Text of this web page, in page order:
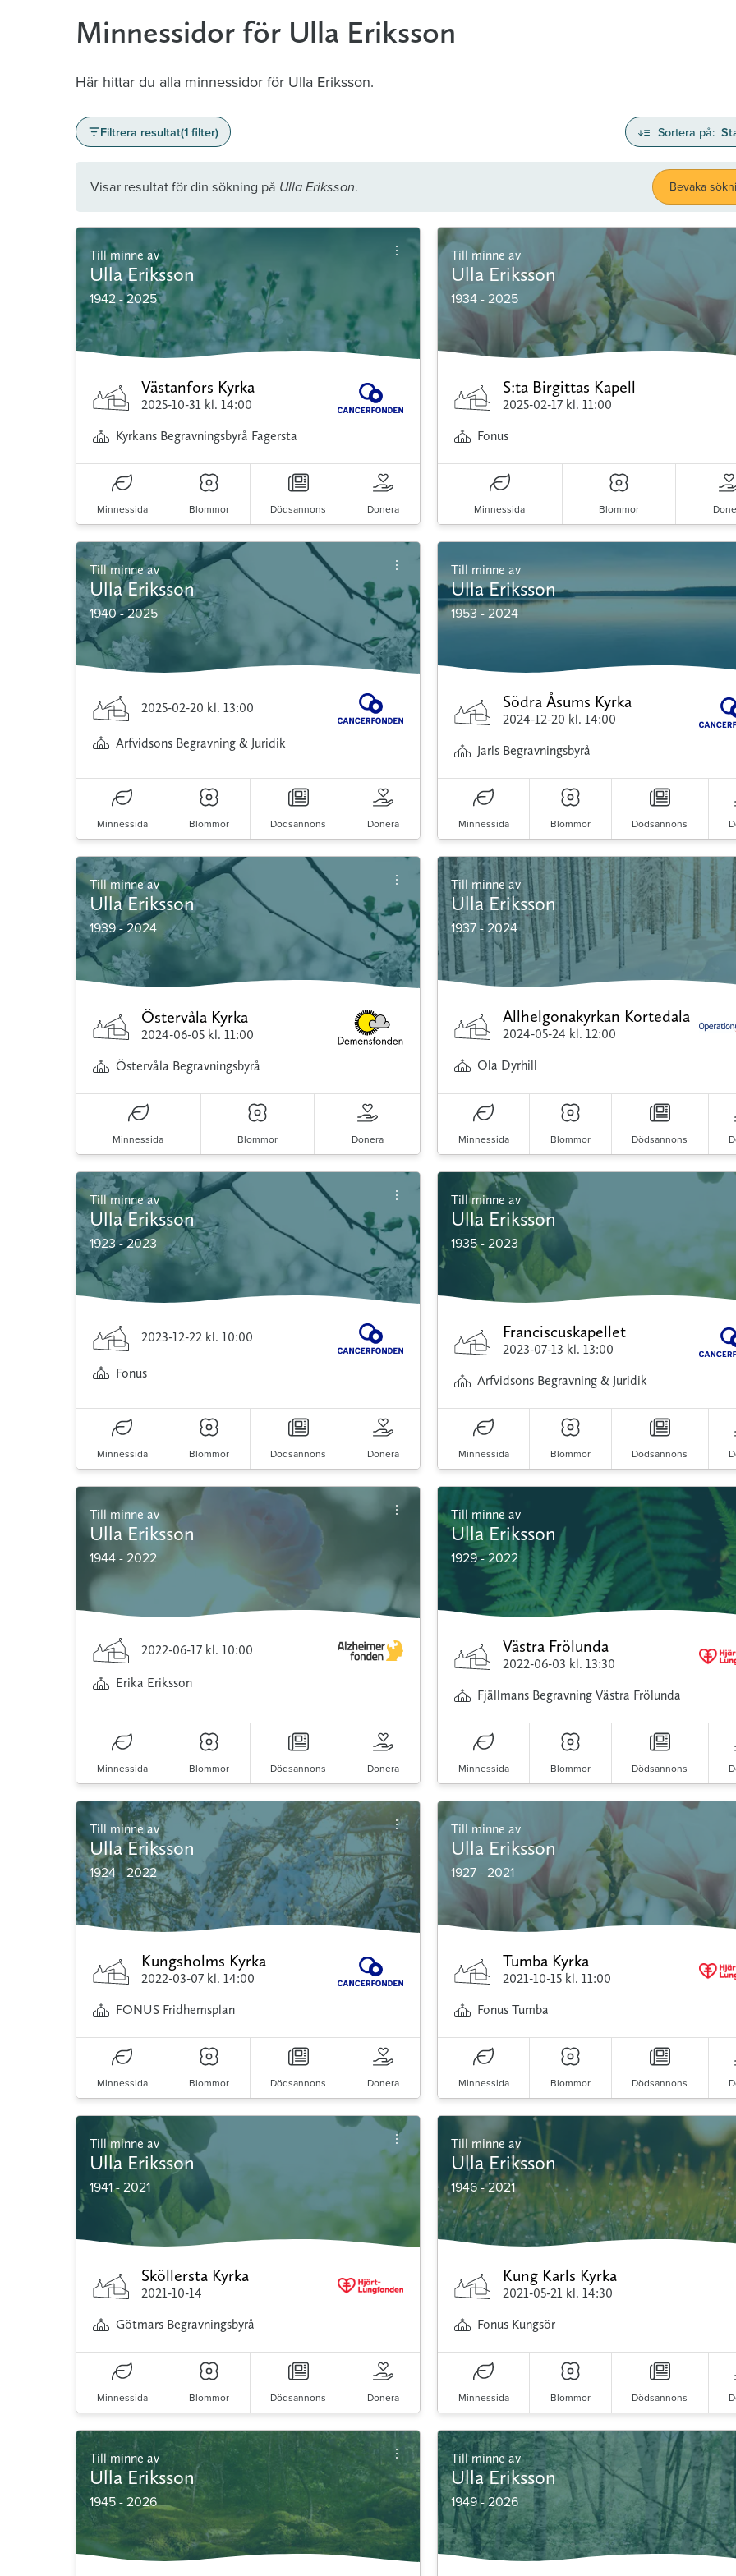
Minnessidor för Ulla Eriksson
Här hittar du alla minnessidor för Ulla Eriksson.
Filtrera resultat(1 filter) Sortera på:
Visar resultat för din sökning på Ulla Eriksson. Bevaka
Till minne av
Ulla Eriksson
1942 - 2025
Västanfors Kyrka
2025-10-31 kl. 14:00
Kyrkans Begravningsbyrå Fagersta
Minnessida Blommor Dödsannons Donera
Till minne av
Ulla Eriksson
1934 - 2025
S:ta Birgittas Kapell
2025-02-17 kl. 11:00
Fonus
Minnessida Blommor
Till minne av
Ulla Eriksson
1940 - 2025
2025-02-20 kl. 13:00
Arfvidsons Begravning & Juridik
Minnessida Blommor Dödsannons Donera
Till minne av
Ulla Eriksson
1953 - 2024
Södra Åsums Kyrka
2024-12-20 kl. 14:00
Jarls Begravningsbyrå
Minnessida Blommor Dödsannons
Till minne av
Ulla Eriksson
1939 - 2024
Östervåla Kyrka
2024-06-05 kl. 11:00
Östervåla Begravningsbyrå
Minnessida Blommor Donera
Till minne av
Ulla Eriksson
1937 - 2024
Allhelgonakyrkan Kortedala
2024-05-24 kl. 12:00
Ola Dyrhill
Minnessida Blommor Dödsannons
Till minne av
Ulla Eriksson
1923 - 2023
2023-12-22 kl. 10:00
Fonus
Minnessida Blommor Dödsannons Donera
Till minne av
Ulla Eriksson
1935 - 2023
Franciscuskapellet
2023-07-13 kl. 13:00
Arfvidsons Begravning & Juridik
Minnessida Blommor Dödsannons
Till minne av
Ulla Eriksson
1944 - 2022
2022-06-17 kl. 10:00
Erika Eriksson
Minnessida Blommor Dödsannons Donera
Till minne av
Ulla Eriksson
1929 - 2022
Västra Frölunda
2022-06-03 kl. 13:30
Fjällmans Begravning Västra Frölunda
Minnessida Blommor Dödsannons
Till minne av
Ulla Eriksson
1924 - 2022
Kungsholms Kyrka
2022-03-07 kl. 14:00
FONUS Fridhemsplan
Minnessida Blommor Dödsannons Donera
Till minne av
Ulla Eriksson
1927 - 2021
Tumba Kyrka
2021-10-15 kl. 11:00
Fonus Tumba
Minnessida Blommor Dödsannons
Till minne av
Ulla Eriksson
1941 - 2021
Sköllersta Kyrka
2021-10-14
Götmars Begravningsbyrå
Minnessida Blommor Dödsannons Donera
Till minne av
Ulla Eriksson
1946 - 2021
Kung Karls Kyrka
2021-05-21 kl. 14:30
Fonus Kungsör
Minnessida Blommor Dödsannons
Till minne av
Ulla Eriksson
1945 - 2026
Till minne av
Ulla Eriksson
1949 - 2026